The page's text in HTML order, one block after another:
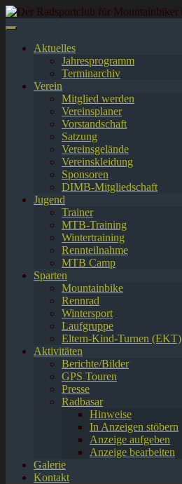
Springe
zum
Aktuelles
Jahresprogramm
Terminarchiv
Verein
Mitglied werden
Vereinsplaner
Vorstandschaft
Satzung
Vereinsgelände
Vereinskleidung
Sponsoren
DIMB-Mitgliedschaft
Jugend
Trainer
MTB-Training
Wintertraining
Rennteilnahme
MTB Camp
Sparten
Mountainbike
Rennrad
Wintersport
Laufgruppe
Eltern-Kind-Turnen (EKT)
Aktivitäten
Berichte/Bilder
GPS Touren
Presse
Radbasar
Hinweise
In Anzeigen stöbern
Anzeige aufgeben
Anzeige bearbeiten
Galerie
Kontakt